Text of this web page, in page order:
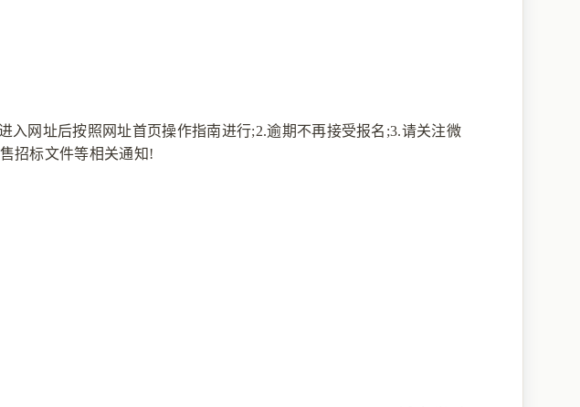
网址后按照网址首页操作指南进行;2.逾期不再接受报名;3.请关注微
招标文件等相关通知!